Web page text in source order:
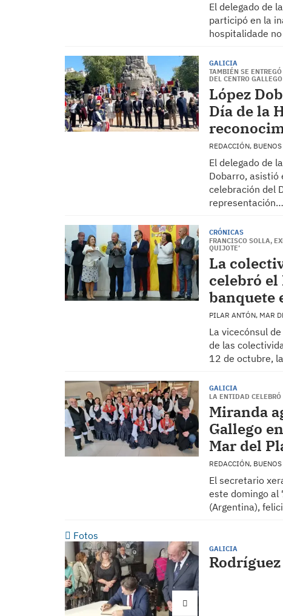
El delegado de
participó en la
hospitalidade no
GALICIA
TAMBIÉN SE
DEL CENTRO
López
Día de la
REDACCIÓN,
El delegado de
Dobarro, asistió
celebración del
representación…
CRÓNICAS
FRANCISCO SOLLA,
QUIJOTE’
La
celebró el
banquete
PILAR ANTÓN, MAR
La vicecónsul
de las
12 de octubre,
GALICIA
LA ENTIDAD
Miranda
Gallego
Mar del
REDACCIÓN,
El secretario
este domingo al
(Argentina),
Fotos
GALICIA